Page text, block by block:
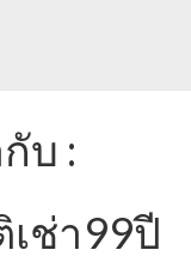
บ :
ช่า99ปี